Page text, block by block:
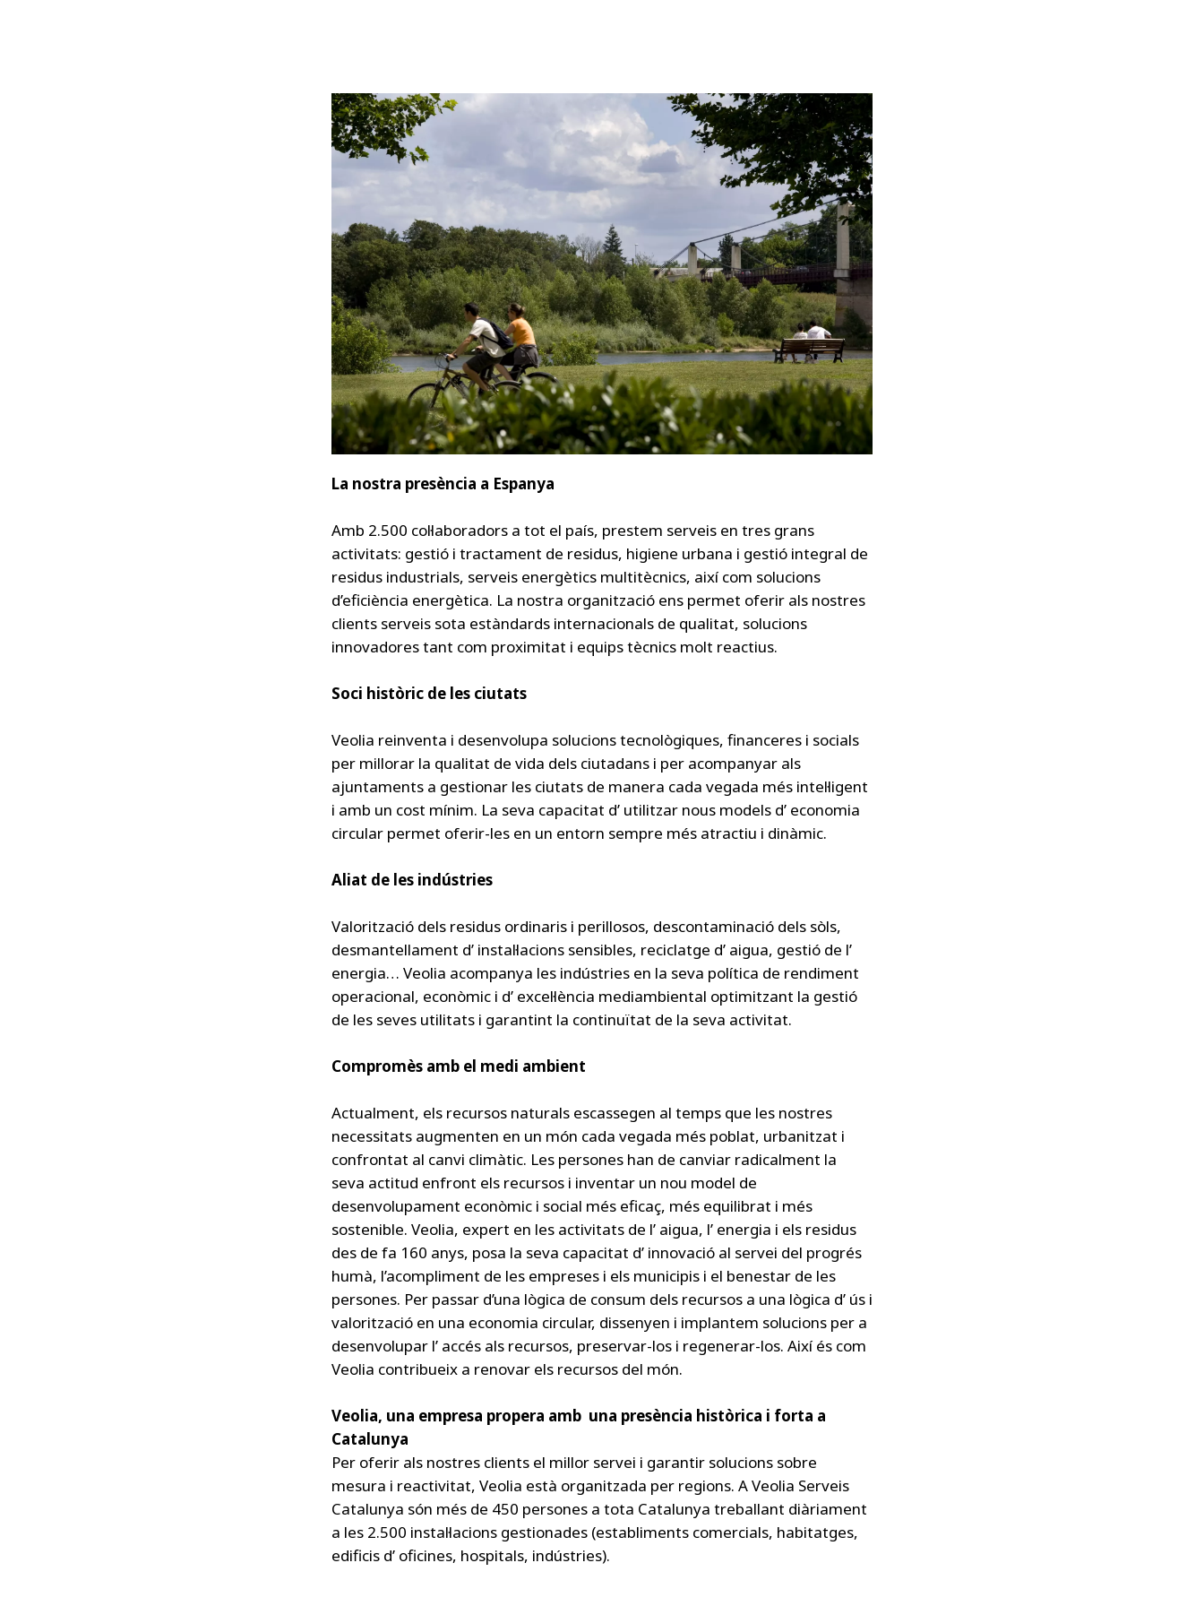
La nostra presència a Espanya
Amb 2.500 col·laboradors a tot el país, prestem serveis en tres grans
activitats: gestió i tractament de residus, higiene urbana i gestió integral de
residus industrials, serveis energètics multitècnics, així com solucions
d’eficiència energètica. La nostra organització ens permet oferir als nostres
clients serveis sota estàndards internacionals de qualitat, solucions
innovadores tant com proximitat i equips tècnics molt reactius.
Soci històric de les ciutats
Veolia reinventa i desenvolupa solucions tecnològiques, financeres i socials
per millorar la qualitat de vida dels ciutadans i per acompanyar als
ajuntaments a gestionar les ciutats de manera cada vegada més intel·ligent
i amb un cost mínim. La seva capacitat d’ utilitzar nous models d’ economia
circular permet oferir-les en un entorn sempre més atractiu i dinàmic.
Aliat de les indústries
Valorització dels residus ordinaris i perillosos, descontaminació dels sòls,
desmantellament d’ instal·lacions sensibles, reciclatge d’ aigua, gestió de l’
energia… Veolia acompanya les indústries en la seva política de rendiment
operacional, econòmic i d’ excel·lència mediambiental optimitzant la gestió
de les seves utilitats i garantint la continuïtat de la seva activitat.
Compromès amb el medi ambient
Actualment, els recursos naturals escassegen al temps que les nostres
necessitats augmenten en un món cada vegada més poblat, urbanitzat i
confrontat al canvi climàtic. Les persones han de canviar radicalment la
seva actitud enfront els recursos i inventar un nou model de
desenvolupament econòmic i social més eficaç, més equilibrat i més
sostenible. Veolia, expert en les activitats de l’ aigua, l’ energia i els residus
des de fa 160 anys, posa la seva capacitat d’ innovació al servei del progrés
humà, l’acompliment de les empreses i els municipis i el benestar de les
persones. Per passar d’una lògica de consum dels recursos a una lògica d’ ús i
valorització en una economia circular, dissenyen i implantem solucions per a
desenvolupar l’ accés als recursos, preservar-los i regenerar-los. Així és com
Veolia contribueix a renovar els recursos del món.
Veolia, una empresa propera amb una presència històrica i forta a
Catalunya
Per oferir als nostres clients el millor servei i garantir solucions sobre
mesura i reactivitat, Veolia està organitzada per regions. A Veolia Serveis
Catalunya són més de 450 persones a tota Catalunya treballant diàriament
a les 2.500 instal·lacions gestionades (establiments comercials, habitatges,
edificis d’ oficines, hospitals, indústries).